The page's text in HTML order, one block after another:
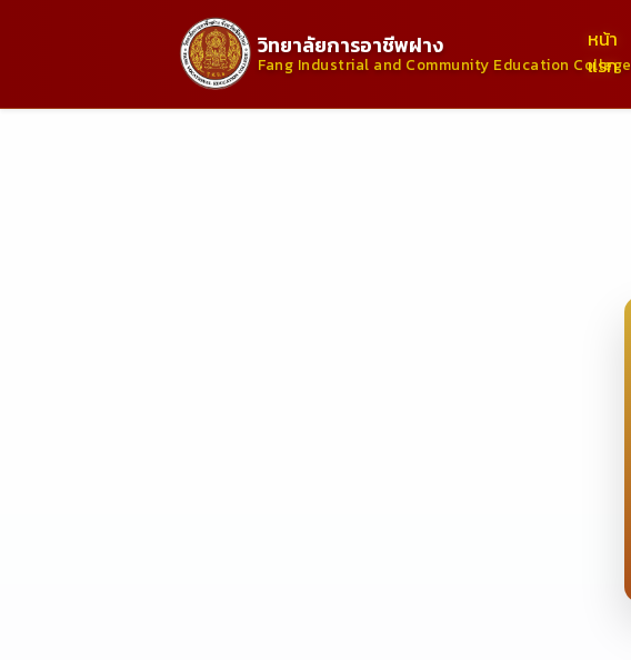
วิทยาลัยการอาชีพฝาง
Fang Industrial and Community Education College
หน้า
แรก